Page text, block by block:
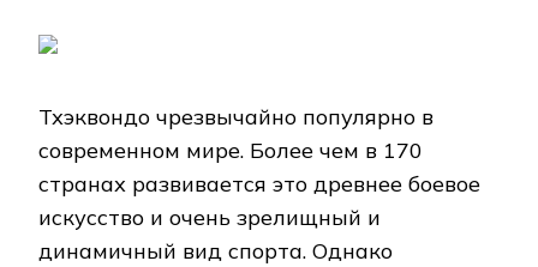
Тхэквондо чрезвычайно популярно в
современном мире. Более чем в 170
странах развивается это древнее боевое
искусство и очень зрелищный и
динамичный вид спорта. Однако